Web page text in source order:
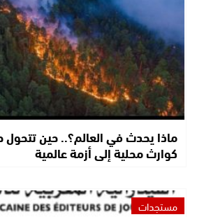
ماذا يحدث في العالم؟.. حين تتحول
كوارث محلية إلى أزمة عالمية
مستجدات